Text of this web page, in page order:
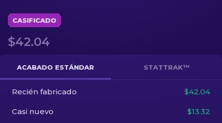
Cuchillos
Guantes
Cajas
Otro
CASIFICADO
$42.04
ACABADO ESTÁNDAR STATTRAK™
Recién fabricado $42.04
Casi nuevo $13.32